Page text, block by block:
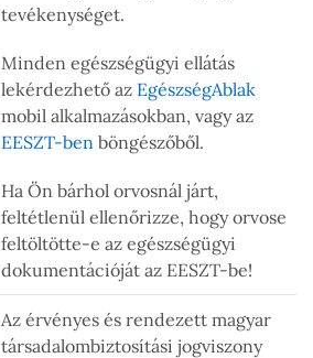
tevékenységet.
Minden egészségügyi ellátás
lekérdezhető az EgészségAblak
mobil alkalmazásokban, vagy az
EESZT-ben böngészőből.
Ha Ön bárhol orvosnál járt,
feltétlenül ellenőrizze, hogy orvose
feltöltötte-e az egészségügyi
dokumentációját az EESZT-be!
Az érvényes és rendezett magyar
társadalombiztosítási jogviszony